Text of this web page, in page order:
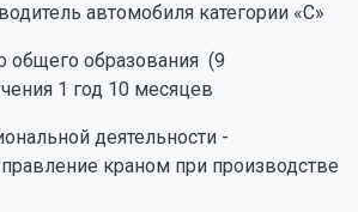
автомобиля категории «С»
общего образования (9
1 год 10 месяцев
деятельности -
краном при производстве